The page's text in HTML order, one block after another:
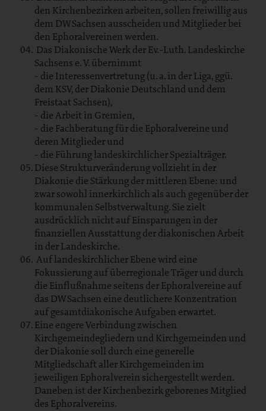
den Kirchenbezirken arbeiten, sollen freiwillig aus
dem DW Sachsen ausscheiden und Mitglieder bei
den Ephoralvereinen werden.
Das Diakonische Werk der Ev.-Luth. Landeskirche
Sachsens e. V. übernimmt
- die Interessenvertretung (u. a. in der Liga, ggü.
dem KSV, der Diakonie Deutschland und dem
Freistaat Sachsen),
- die Arbeit in Gremien,
- die Fachberatung für die Ephoralvereine und
deren Mitglieder und
- die Führung landeskirchlicher Spezialträger.
Diese Strukturveränderung vollzieht in der
Diakonie die Stärkung der mittleren Ebene: und
zwar sowohl innerkirchlich als auch gegenüber der
kommunalen Selbstverwaltung. Sie zielt
ausdrücklich nicht auf Einsparungen in der
finanziellen Ausstattung der diakonischen Arbeit
in der Landeskirche.
Auf landeskirchlicher Ebene wird eine
Fokussierung auf überregionale Träger und durch
die Einflußnahme seitens der Ephoralvereine auf
das DW Sachsen eine deutlichere Konzentration
auf gesamtdiakonische Aufgaben erwartet.
Eine engere Verbindung zwischen
Kirchgemeindegliedern und Kirchgemeinden und
der Diakonie soll durch eine generelle
Mitgliedschaft aller Kirchgemeinden im
jeweiligen Ephoralverein sichergestellt werden.
Daneben ist der Kirchenbezirk geborenes Mitglied
des Ephoralvereins.